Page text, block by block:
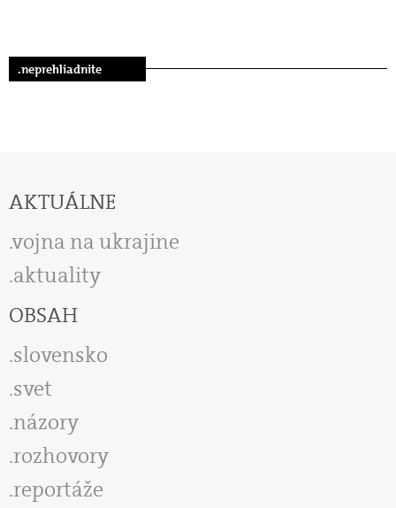
.neprehliadnite
AKTUÁLNE
vojna na ukrajine
aktuality
OBSAH
slovensko
svet
názory
rozhovory
reportáže